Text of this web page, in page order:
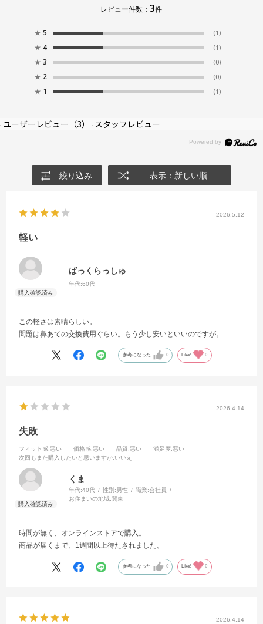
レビュー件数：3件
★ 5 (1)
★ 4 (1)
★ 3 (0)
★ 2 (0)
★ 1 (1)
ユーザーレビュー （3） スタッフレビュー
絞り込み 表示：新しい順
2026.5.12
軽い
ばっくらっしゅ
年代:60代
この軽さは素晴らしい。
問題は鼻あての交換費用ぐらい。もう少し安いといいのですが。
参考になった 0 Like! 0
2026.4.14
失敗
フィット感:悪い 価格感:悪い 品質:悪い 満足度:悪い
次回もまた購入したいと思いますか:いいえ
くま
年代:40代 性別:男性 職業:会社員
お住まいの地域:関東
時間が無く、オンラインストアで購入。
商品が届くまで、1週間以上待たされました。
参考になった 0 Like! 0
2026.4.14